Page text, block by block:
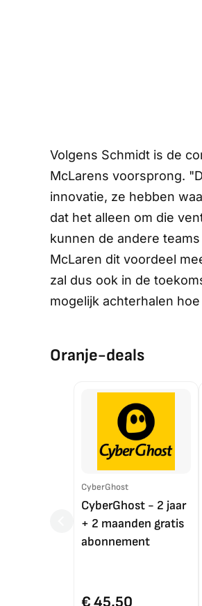
Volgens Schmidt is de
McLarens voorsprong.
innovatie, ze hebben
dat het alleen om die
kunnen de andere
McLaren dit voordeel
zal dus ook in de
mogelijk achterhalen
Oranje-deals
CyberGhost
CyberGhost - 2 jaar
+ 2 maanden gratis
abonnement